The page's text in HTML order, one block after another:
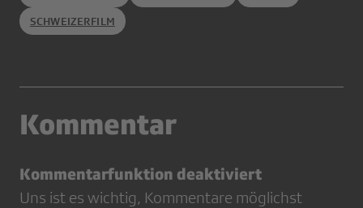
SCHWEIZERFILM
Kommentar
Kommentarfunktion deaktiviert
Uns ist es wichtig, Kommentare möglichst